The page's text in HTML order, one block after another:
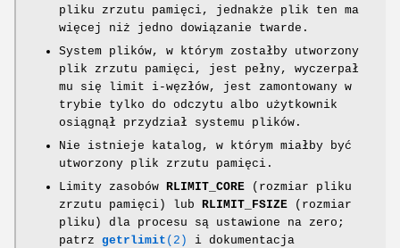
pliku zrzutu pamięci, jednakże plik ten ma
więcej niż jedno dowiązanie twarde.
System plików, w którym zostałby utworzony
plik zrzutu pamięci, jest pełny, wyczerpał
mu się limit i-węzłów, jest zamontowany w
trybie tylko do odczytu albo użytkownik
osiągnął przydział systemu plików.
Nie istnieje katalog, w którym miałby być
utworzony plik zrzutu pamięci.
Limity zasobów
RLIMIT_CORE (rozmiar pliku
zrzutu pamięci) lub
RLIMIT_FSIZE (rozmiar
pliku) dla procesu są ustawione na zero;
patrz getrlimit (2)
i dokumentacja